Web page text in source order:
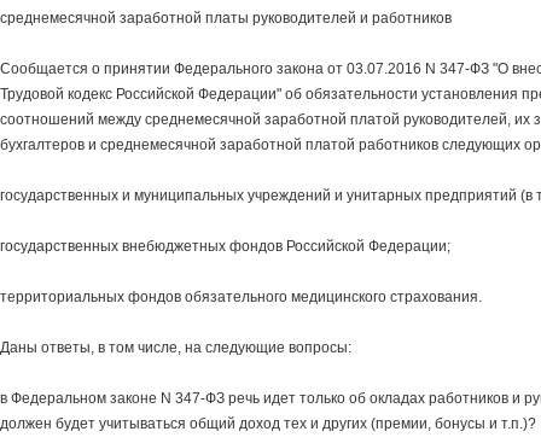
среднемесячной заработной платы руководителей и работников
Сообщается о принятии Федерального закона от 03.07.2016 N 347-ФЗ "О
Трудовой кодекс Российской Федерации" об обязательности установления
соотношений между среднемесячной заработной платой руководителей, их
бухгалтеров и среднемесячной заработной платой работников следующих
государственных и муниципальных учреждений и унитарных предприятий (в
государственных внебюджетных фондов Российской Федерации;
территориальных фондов обязательного медицинского страхования.
Даны ответы, в том числе, на следующие вопросы:
в Федеральном законе N 347-ФЗ речь идет только об окладах работников и
должен будет учитываться общий доход тех и других (премии, бонусы и т.п.)?